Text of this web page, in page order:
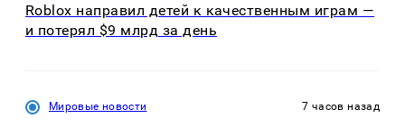
Roblox направил детей к качественным играм —
и потерял $9 млрд за день
Мировые новости 7 часов назад